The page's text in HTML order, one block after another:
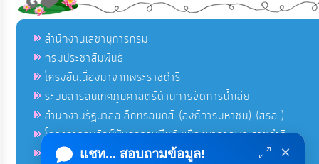
สำนักงานเลขานุการกรม
กรมประชาสัมพันธ์
โครงอันเนื่องมาจากพระราชดำริ
ระบบสารสนเทศภูมิศาสตร์ด้านการจัดการน้ำเสีย
สำนักงานรัฐบาลอิเล็กทรอนิกส์ (องค์การมหาชน) (สรอ.)
โครงการอนุรักษ์พันธุกรรมพืชอันเนื่องมาจากพระราชดำริ
คลังข่าวมหาไทย
แชท... สอบถามข้อมูล! ×